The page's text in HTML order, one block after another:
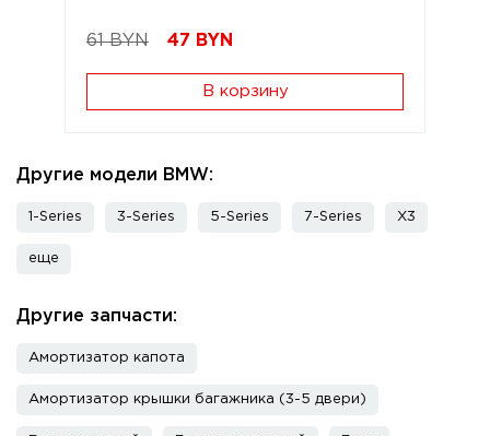
61 BYN 47 BYN
В корзину
Другие модели BMW:
1-Series 3-Series 5-Series 7-Series X3
еще
Другие запчасти:
Амортизатор капота
Амортизатор крышки багажника (3-5 двери)